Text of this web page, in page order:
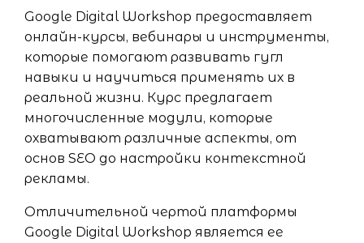
Google Digital Workshop предоставляет
онлайн-курсы, вебинары и инструменты,
которые помогают развивать гугл
навыки и научиться применять их в
реальной жизни. Курс предлагает
многочисленные модули, которые
охватывают различные аспекты, от
основ SEO до настройки контекстной
рекламы.
Отличительной чертой платформы
Google Digital Workshop является ее